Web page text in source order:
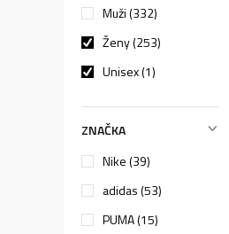
Muži (332)
Ženy (253)
Unisex (1)
ZNAČKA
Nike (39)
adidas (53)
PUMA (15)